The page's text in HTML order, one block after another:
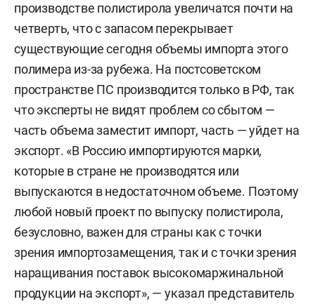
производстве полистирола увеличатся почти на
четверть, что с запасом перекрывает
существующие сегодня объемы импорта этого
полимера из-за рубежа. На постсоветском
пространстве ПС производится только в РФ, так
что эксперты не видят проблем со сбытом —
часть объема заместит импорт, часть — уйдет на
экспорт. «В Россию импортируются марки,
которые в стране не производятся или
выпускаются в недостаточном объеме. Поэтому
любой новый проект по выпуску полистирола,
безусловно, важен для страны как с точки
зрения импортозамещения, так и с точки зрения
наращивания поставок высокомаржинальной
продукции на экспорт», — указал представитель